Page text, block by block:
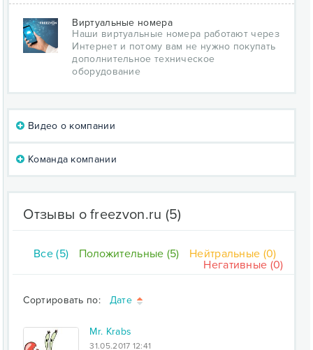
Виртуальные номера
Наши виртуальные номера работают через
Интернет и потому вам не нужно покупать
дополнительное техническое
оборудование
Видео о компании
Команда компании
Отзывы о freezvon.ru (5)
Все (5) Положительные (5)
Нейтральные (0)
Негативные (0)
Сортировать по: Дате
Mr. Krabs
31.05.2017 12:41